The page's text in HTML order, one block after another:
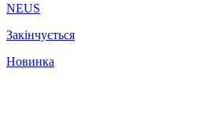
NEUS
Закінчується
Новинка